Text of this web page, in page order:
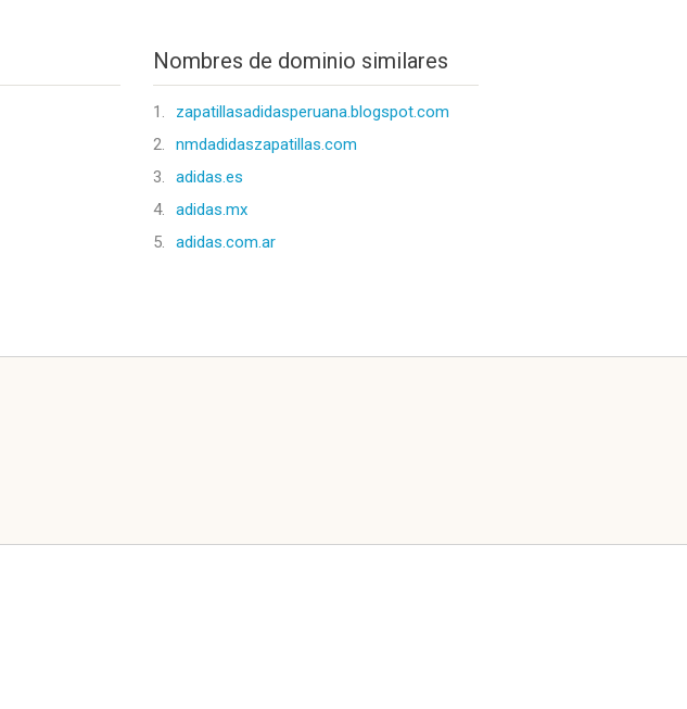
Nombres de dominio similares
1.
zapatillasadidasperuana.blogspot.com
2.
nmdadidaszapatillas.com
3.
adidas.es
4.
adidas.mx
5.
adidas.com.ar